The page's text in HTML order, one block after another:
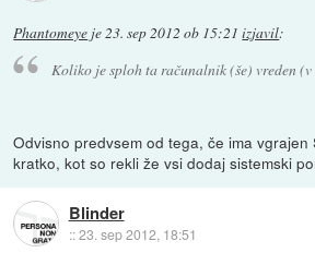
Phantomeye je23. sep 2012 ob 15:21 izjavil:
Koliko je sploh ta računalnik (še) vreden
Odvisno predvsem od tega, če ima vgrajen
kratko, kot so rekli že vsi dodaj sistemski
Blinder
::23. sep 2012, 18:51